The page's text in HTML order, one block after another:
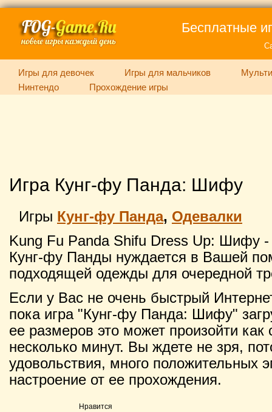
Бесплатные
Игры для девочек Игры для мальчиков
Нинтендо
Прохождение игры
Игра Кунг-фу Панда: Шифу
Игры Кунг-фу Панда, Одевалки
Kung Fu Panda Shifu Dress Up: Шифу
Кунг-фу Панды нуждается в Вашей
подходящей одежды для очередной
Если у Вас не очень быстрый
пока игра "Кунг-фу Панда: Шифу"
ее размеров это может произойти как
несколько минут. Вы ждете не зря,
удовольствия, много положительных
настроение от ее прохождения.
Нравится